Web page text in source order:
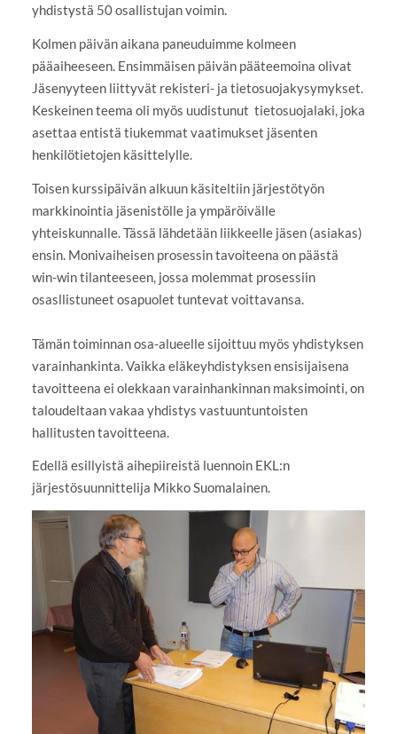
yhdistystä 50 osallistujan voimin.
Kolmen päivän aikana paneuduimme kolmeen
pääaiheeseen. Ensimmäisen päivän pääteemoina olivat
Jäsenyyteen liittyvät rekisteri- ja tietosuojakysymykset.
Keskeinen teema oli myös uudistunut tietosuojalaki, joka
asettaa entistä tiukemmat vaatimukset jäsenten
henkilötietojen käsittelylle.
Toisen kurssipäivän alkuun käsiteltiin järjestötyön
markkinointia jäsenistölle ja ympäröivälle
yhteiskunnalle. Tässä lähdetään liikkeelle jäsen (asiakas)
ensin. Monivaiheisen prosessin tavoiteena on päästä
win-win tilanteeseen, jossa molemmat prosessiin
osasllistuneet osapuolet tuntevat voittavansa.
Tämän toiminnan osa-alueelle sijoittuu myös yhdistyksen
varainhankinta. Vaikka eläkeyhdistyksen ensisijaisena
tavoitteena ei olekkaan varainhankinnan maksimointi, on
taloudeltaan vakaa yhdistys vastuuntuntoisten
hallitusten tavoitteena.
Edellä esillyistä aihepiireistä luennoin EKL:n
järjestösuunnittelija Mikko Suomalainen.